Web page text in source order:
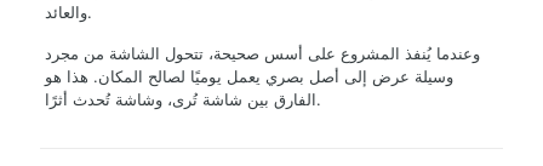
والعائد.
وعندما يُنفذ المشروع على أسس صحيحة، تتحول الشاشة من مجرد
وسيلة عرض إلى أصل بصري يعمل يوميًا لصالح المكان. هذا هو
الفارق بين شاشة تُرى، وشاشة تُحدث أثرًا.